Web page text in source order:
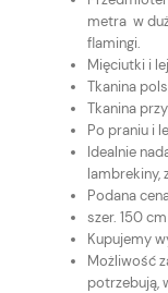
metra w
flamingi.
Mięciutki i
Tkanina
Tkanina
Po praniu i
Idealnie
lambrekiny,
Podana
szer. 150 cm
Kupujemy
Możliwość
potrzebują,